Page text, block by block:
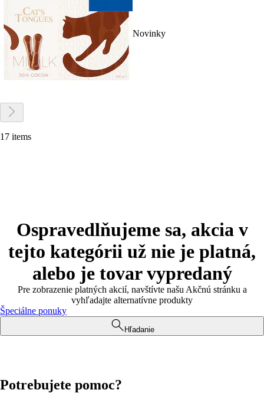
Novinky
17 items
Ospravedlňujeme sa, akcia v
tejto kategórii už nie je platná,
alebo je tovar vypredaný
Pre zobrazenie platných akcií, navštívte našu Akčnú stránku a
vyhľadajte alternatívne produkty
Špeciálne ponuky
Hľadanie
Potrebujete pomoc?